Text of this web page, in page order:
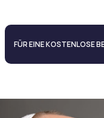
FÜR EINE KOSTENLOSE